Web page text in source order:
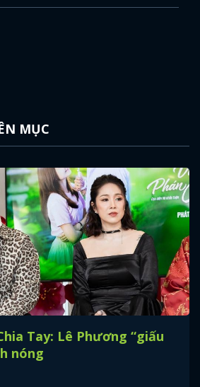
MỤC
Tay: Lê Phương “giấu
nóng